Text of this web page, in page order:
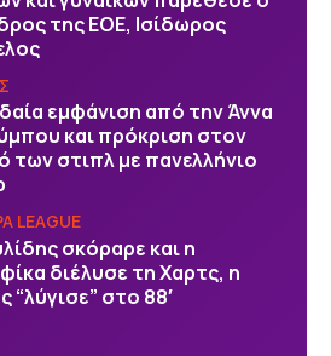
της ΕΟΕ, Ισίδωρος
εμφάνιση από την Άννα
και πρόκριση στον
των στιπλ με πανελλήνιο
LEAGUE
σκόραρε και η
διέλυσε τη Χαρτς, η
“λύγισε” στο 88′